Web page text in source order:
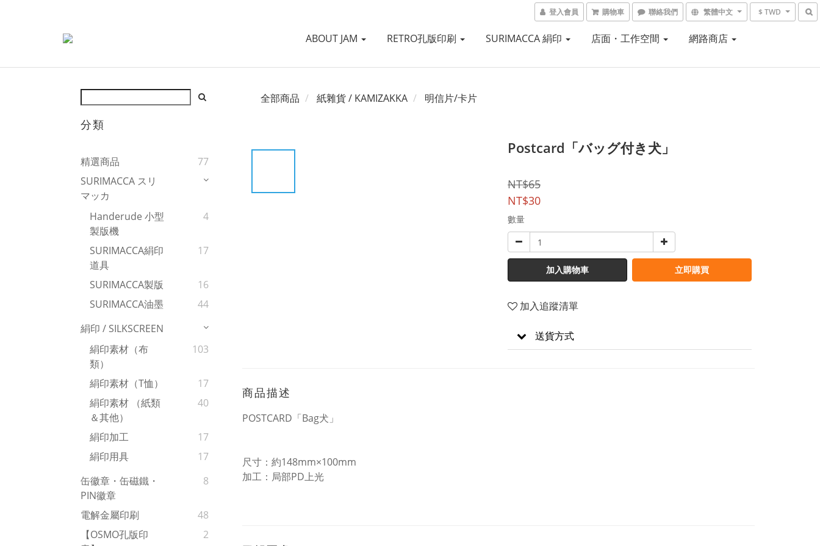
登入會員 購物車 聯絡我們 繁體中文 $ TWD
ABOUT JAM RETRO孔版印刷 SURIMACCA 絹印 店面・工作空間 網路商店
分類
精選商品
77
SURIMACCA スリ
マッカ
Handerude 小型
製版機
4
SURIMACCA絹印
道具
17
SURIMACCA製版
16
SURIMACCA油墨
44
絹印 / SILKSCREEN
絹印素材（布
類）
103
絹印素材（T恤）
17
絹印素材 （紙類
＆其他）
40
絹印加工
17
絹印用具
17
缶徽章・缶磁鐵・
PIN徽章
8
電解金屬印刷
48
【OSMO孔版印
2
全部商品 紙雜貨 / KAMIZAKKA 明信片/卡片
Postcard「バッグ付き犬」
NT$65
NT$30
數量
加入購物車 立即購買
加入追蹤清單
送貨方式
商品描述
POSTCARD「Bag犬」
尺寸：約148mm×100mm
加工：局部PD上光